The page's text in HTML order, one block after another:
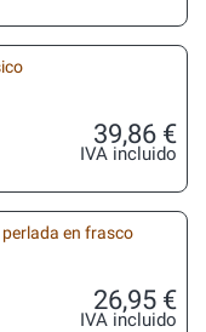
39,86 €
IVA incluido
en frasco
26,95 €
IVA incluido